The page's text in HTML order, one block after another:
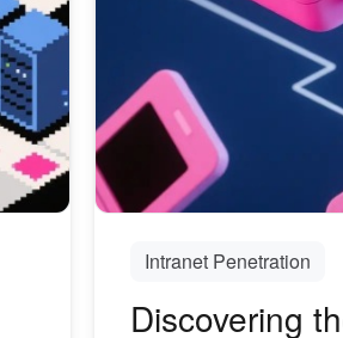
Intranet Penetration
Discovering